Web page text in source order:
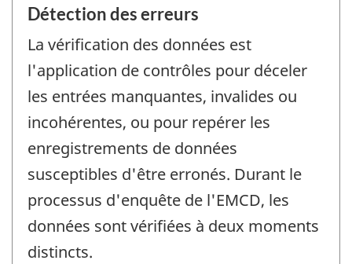
Détection des erreurs
La vérification des données est
l'application de contrôles pour déceler
les entrées manquantes, invalides ou
incohérentes, ou pour repérer les
enregistrements de données
susceptibles d'être erronés. Durant le
processus d'enquête de l'EMCD, les
données sont vérifiées à deux moments
distincts.